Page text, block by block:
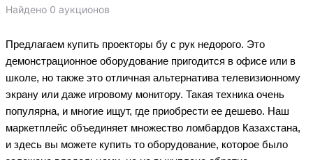
Найдено 0 аукционов
Предлагаем купить проекторы бу с рук недорого. Это
демонстрационное оборудование пригодится в офисе или в
школе, но также это отличная альтернатива телевизионному
экрану или даже игровому монитору. Такая техника очень
популярна, и многие ищут, где приобрести ее дешево. Наш
маркетплейс объединяет множество ломбардов Казахстана,
и здесь вы можете купить то оборудование, которое было